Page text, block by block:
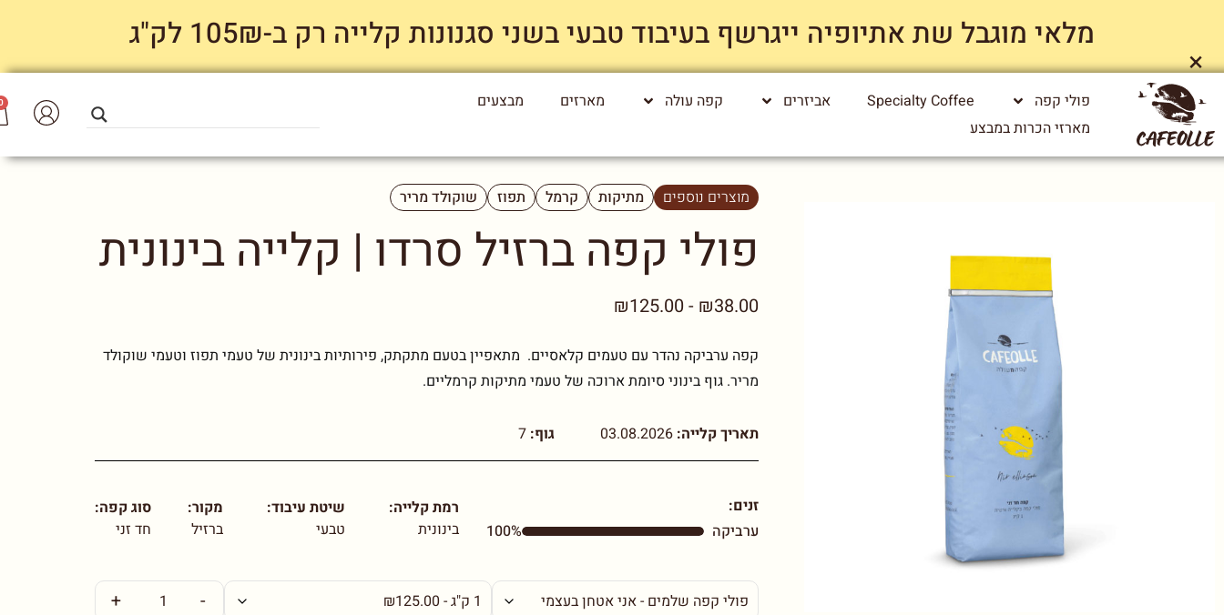
מלאי מוגבל שת אתיופיה ייגרשף בעיבוד טבעי בשני סגנונות קלייה רק ב-105₪ לק"ג
×
פולי קפה Specialty Coffee אביזרים קפה עולה מארזים
מבצעים
מארזי הכרות במבצע
מוצרים נוספים מתיקות קרמל תפוז שוקולד מריר
פולי קפה ברזיל סרדו | קלייה בינונית
₪38.00 - ₪125.00
קפה ערביקה נהדר עם טעמים קלאסיים. מתאפיין בטעם מתקתק, פירותיות בינונית של טעמי תפוז וטעמי שוקולד
מריר. גוף בינוני סיומת ארוכה של טעמי מתיקות קרמליים.
תאריך קלייה: 03.08.2026 גוף: 7
זנים:
ערביקה
100%
רמת קלייה:
בינונית
שיטת עיבוד:
טבעי
מקור:
ברזיל
סוג קפה:
חד זני
-
+